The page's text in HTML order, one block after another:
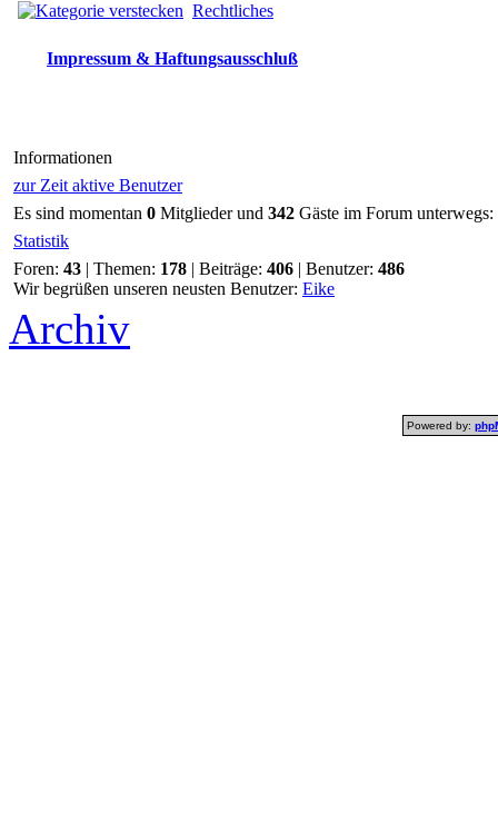
Rechtliches
Impressum & Haftungsausschluß
Informationen
zur Zeit aktive Benutzer
Es sind momentan 0 Mitglieder und 342 Gäste im Forum unterwegs:
Statistik
Foren: 43 | Themen: 178 | Beiträge: 406 | Benutzer: 486
Wir begrüßen unseren neusten Benutzer: Eike
Archiv
Powered by: